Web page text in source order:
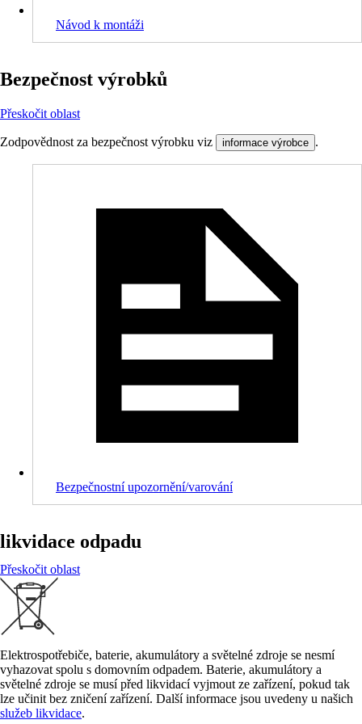
Návod k montáži
Bezpečnost výrobků
Přeskočit oblast
Zodpovědnost za bezpečnost výrobku viz informace výrobce .
Bezpečnostní upozornění/varování
likvidace odpadu
Přeskočit oblast
Elektrospotřebiče, baterie, akumulátory a světelné zdroje se nesmí
vyhazovat spolu s domovním odpadem. Baterie, akumulátory a
světelné zdroje se musí před likvidací vyjmout ze zařízení, pokud tak
lze učinit bez zničení zařízení. Další informace jsou uvedeny u našich
služeb likvidace.